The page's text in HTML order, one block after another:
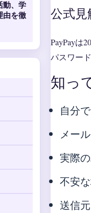
公式見
PayPayは
パスワー
知っ
自分
メー
実際
不安
送信
動、学
由を徹